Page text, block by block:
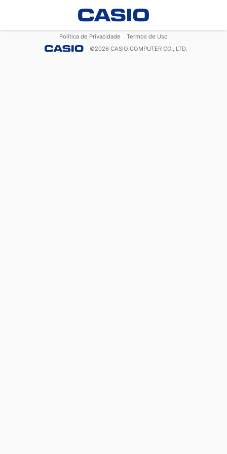
Política de Privacidade
Termos de Uso
©2026 CASIO COMPUTER CO., LTD.